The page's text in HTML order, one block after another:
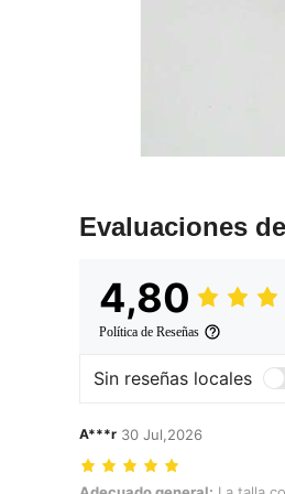
Evaluaciones
4,80
Política de Reseñas
Sin reseñas locales
A***r 30 Jul,2026